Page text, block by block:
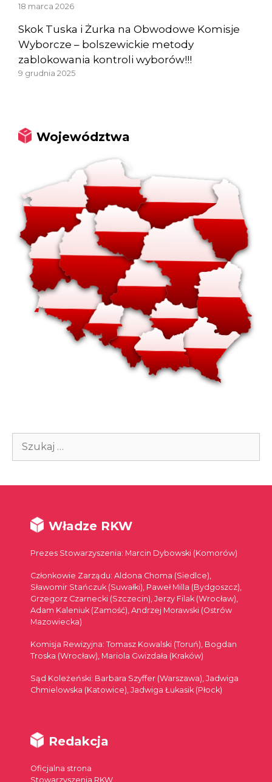
18 marca 2026
Skok Tuska i Żurka na Obwodowe Komisje
Wyborcze – bolszewickie metody
zablokowania kontroli wyborów!!!
9 grudnia 2025
Województwa
Szukaj:
Władze RKW
Prezes Stowarzyszenia: Marcin Dybowski (Komorów)
Członkowie Zarządu: Aldona Choma (Siedlce),
Sławomir Stańczuk (Suwałki), Paweł Milla (Bydgoszcz),
Grzegorz Czarnecki (Szczecin), Jerzy Filak (Wrocław),
Adam Kaleniuk (Zamość), Andrzej Morawski (Ostrów
Mazowiecka)
Komisja Rewizyjna: Tomasz Kowalski (Toruń), Bogdan
Troska (Wrocław), Mariola Gwizdała (Kraków)
Sąd Koleżeński: Barbara Szyffer (Warszawa), Jadwiga
Chmielowska (Katowice), Jadwiga Łukasik (Płock)
Redakcja
Oficjalna strona
Stowarzyszenia RKW